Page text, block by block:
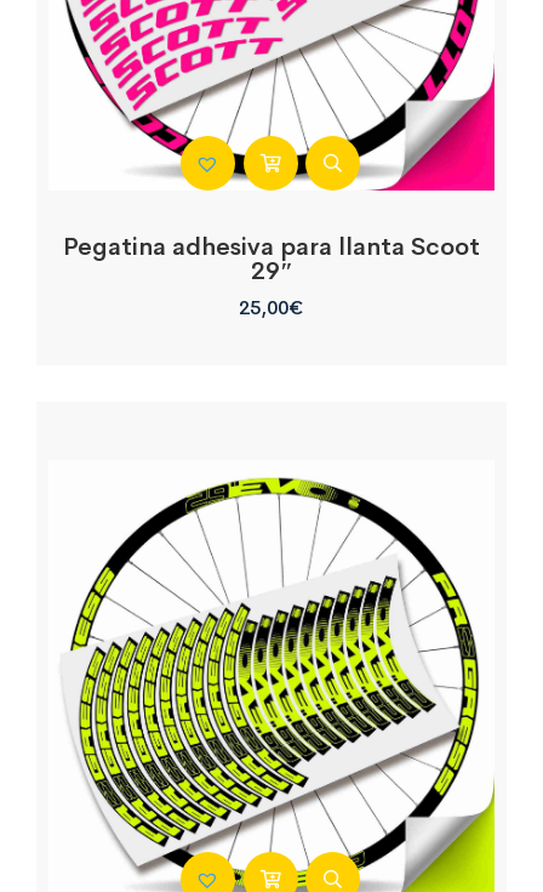
Pegatina adhesiva para llanta Scoot
29″
25,00€